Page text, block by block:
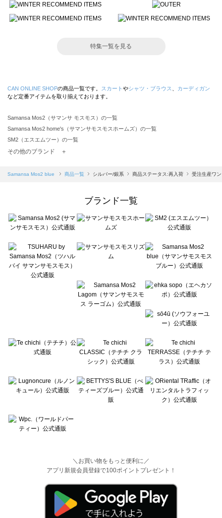
特集一覧を見る
CAN ONLINE SHOPの商品一覧です。 スカート やシャツ・ブラウス
カーディガン
など定番アイテムを取り揃えております。
Samansa Mos2（サマンサ モスモス）の一覧
Samansa Mos2 home's（サマンサモスモスホームズ）の一覧
SM2（エスエムツー）の一覧
TSUHARU by Samansa Mos2（ツハルバイサマンサモスモス）の一覧
Samansa Mos2 blue（サマンサモスモス ブルー）の一覧
Te chichi（テチチ）の一覧
Te chichi CLASSIC（テチチ クラシック）の一覧
Lugnoncure（ルノンキュール）の一覧
BETTY'S BLUE（べティーズブルー）の一覧
Wpc.（ワールドパーティー）の一覧
その他のブランド ＋
Samansa Mos2 blue 商品一覧 シルバー/銀系 商品ステータス:再入荷 受注生産ワ
ブランド一覧
＼お買い物をもっと便利に／
アプリ新規会員登録で100ポイントプレゼント！